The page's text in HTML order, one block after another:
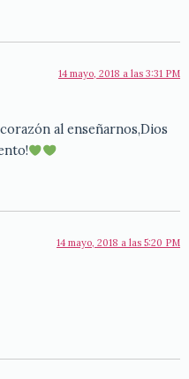
14 mayo, 2018 a las 3:31 PM
al enseñarnos,Dios
14 mayo, 2018 a las 5:20 PM